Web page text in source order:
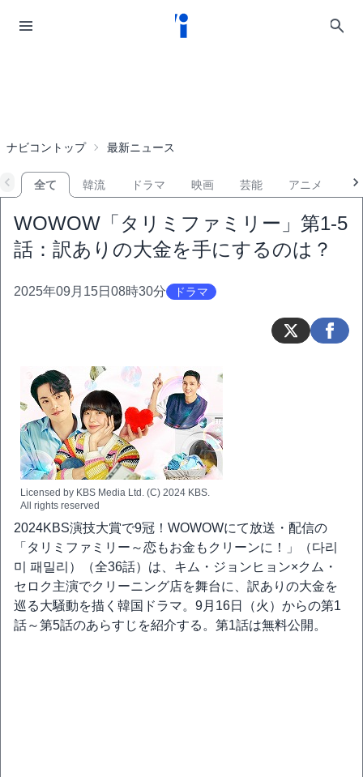
ナビコントップ 最新ニュース
全て 韓流 ドラマ 映画 芸能 アニメ
WOWOW「タリミファミリー」第1-5
話：訳ありの大金を手にするのは？
2025年09月15日08時30分 ドラマ
Licensed by KBS Media Ltd. (C) 2024 KBS.
All rights reserved
2024KBS演技大賞で9冠！WOWOWにて放送・配信の
「タリミファミリー～恋もお金もクリーンに！」（다리
미 패밀리）（全36話）は、キム・ジョンヒョン×クム・
セロク主演でクリーニング店を舞台に、訳ありの大金を
巡る大騒動を描く韓国ドラマ。9月16日（火）からの第1
話～第5話のあらすじを紹介する。第1話は無料公開。